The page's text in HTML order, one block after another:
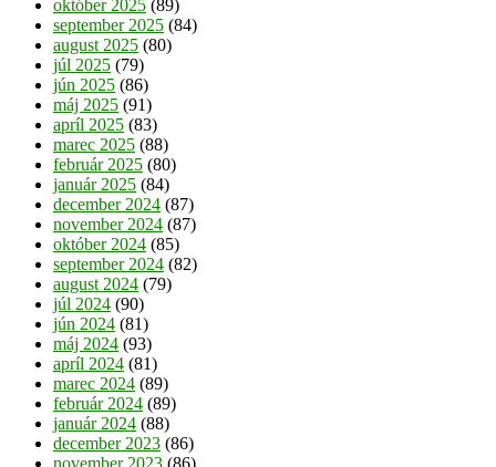
október 2025 (89)
september 2025 (84)
august 2025 (80)
júl 2025 (79)
jún 2025 (86)
máj 2025 (91)
apríl 2025 (83)
marec 2025 (88)
február 2025 (80)
január 2025 (84)
december 2024 (87)
november 2024 (87)
október 2024 (85)
september 2024 (82)
august 2024 (79)
júl 2024 (90)
jún 2024 (81)
máj 2024 (93)
apríl 2024 (81)
marec 2024 (89)
február 2024 (89)
január 2024 (88)
december 2023 (86)
november 2023 (86)